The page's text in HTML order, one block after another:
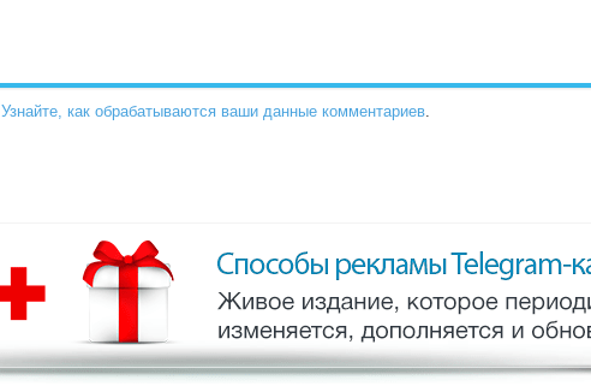
Узнайте, как обрабатываются ваши данные комментариев.